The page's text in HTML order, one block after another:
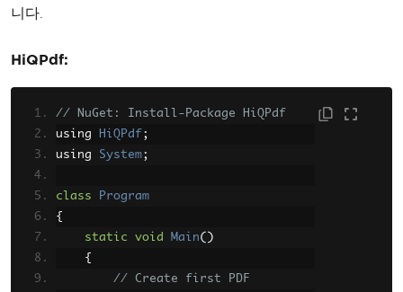
니다.
HiQPdf:
// NuGet: Install-Package HiQPdf
using
HiQPdf ;
using System;
class
Program
{
static
void Main()
{
// Create first PDF